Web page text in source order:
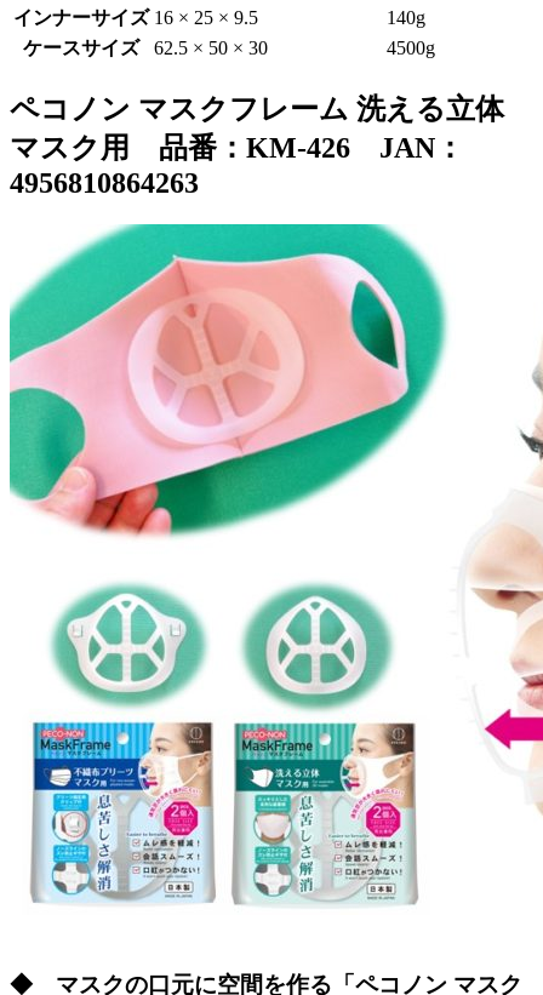
インナーサイズ 16 × 25 × 9.5
140g
ケースサイズ
62.5 × 50 × 30 4500g
ペコノン マスクフレーム 洗える立体
マスク用 品番：KM-426 JAN：
4956810864263
◆ マスクの口元に空間を作る「ペコノン マスク